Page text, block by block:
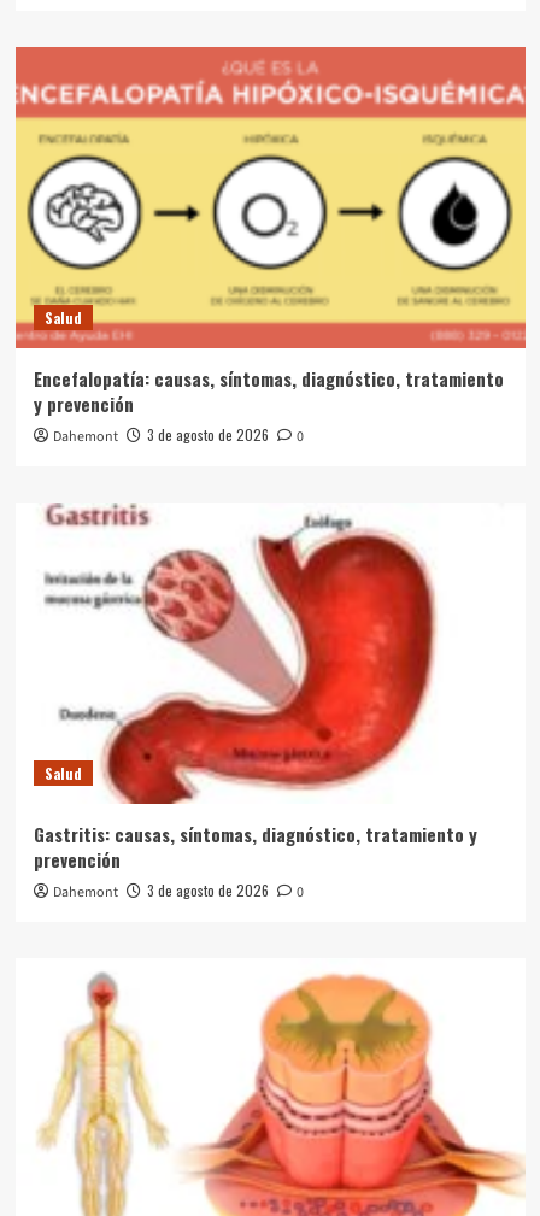
Salud
Encefalopatía: causas, síntomas, diagnóstico, tratamiento
y prevención
Dahemont 3 de agosto de 2026 0
Salud
Gastritis: causas, síntomas, diagnóstico, tratamiento y
prevención
Dahemont 3 de agosto de 2026 0